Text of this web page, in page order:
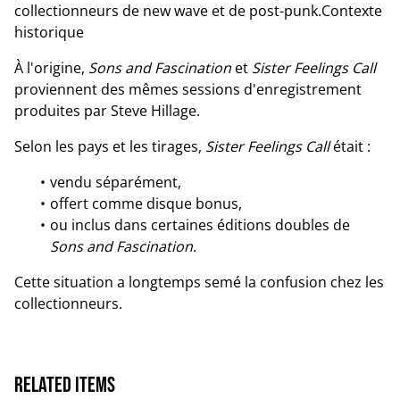
collectionneurs de new wave et de post-punk.Contexte
historique
À l'origine, Sons and Fascination et Sister Feelings Call
proviennent des mêmes sessions d'enregistrement
produites par Steve Hillage.
Selon les pays et les tirages, Sister Feelings Callétait :
vendu séparément,
offert comme disque bonus,
ou inclus dans certaines éditions doubles de
Sons and Fascination.
Cette situation a longtemps semé la confusion chez les
collectionneurs.
Related items